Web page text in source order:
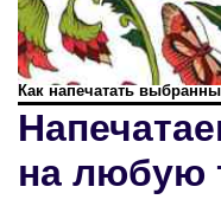
Как напечатать
на любую